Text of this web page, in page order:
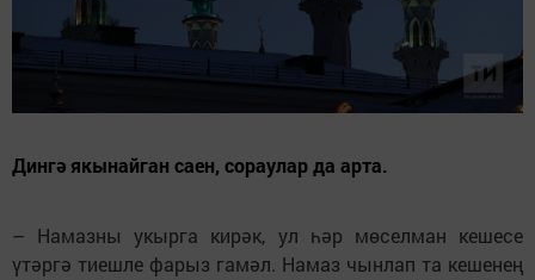
Дингә якынайган саен, сораулар да арта.
– Намазны укырга кирәк, ул һәр мөселман кешесе
үтәргә тиешле фарыз гамәл. Намаз чынлап та кешенең